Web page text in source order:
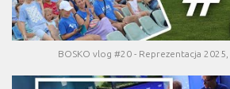
BOSKO vlog #20 - Reprezentacja